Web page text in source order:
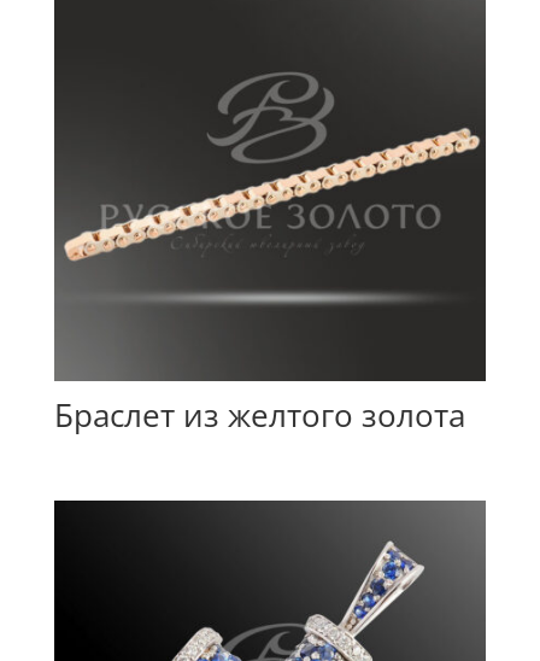
Браслет из желтого золота